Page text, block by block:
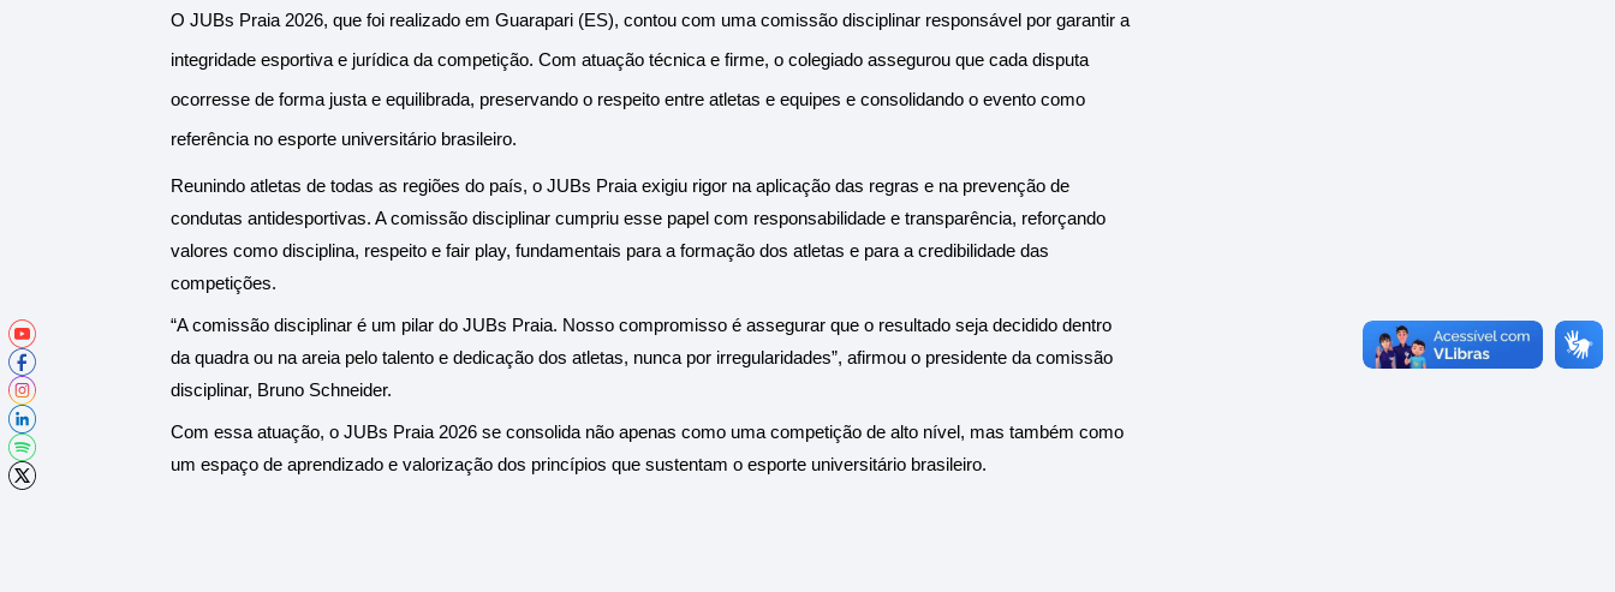
O JUBs Praia 2026, que foi realizado em Guarapari (ES), contou com uma comissão disciplinar responsável por garantir a
integridade esportiva e jurídica da competição. Com atuação técnica e firme, o colegiado assegurou que cada disputa
ocorresse de forma justa e equilibrada, preservando o respeito entre atletas e equipes e consolidando o evento como
referência no esporte universitário brasileiro.
Reunindo atletas de todas as regiões do país, o JUBs Praia exigiu rigor na aplicação das regras e na prevenção de
condutas antidesportivas. A comissão disciplinar cumpriu esse papel com responsabilidade e transparência, reforçando
valores como disciplina, respeito e fair play, fundamentais para a formação dos atletas e para a credibilidade das
competições.
“A comissão disciplinar é um pilar do JUBs Praia. Nosso compromisso é assegurar que o resultado seja decidido dentro
da quadra ou na areia pelo talento e dedicação dos atletas, nunca por irregularidades”, afirmou o presidente da comissão
disciplinar, Bruno Schneider.
Com essa atuação, o JUBs Praia 2026 se consolida não apenas como uma competição de alto nível, mas também como
um espaço de aprendizado e valorização dos princípios que sustentam o esporte universitário brasileiro.